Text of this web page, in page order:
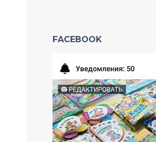
FACEBOOK